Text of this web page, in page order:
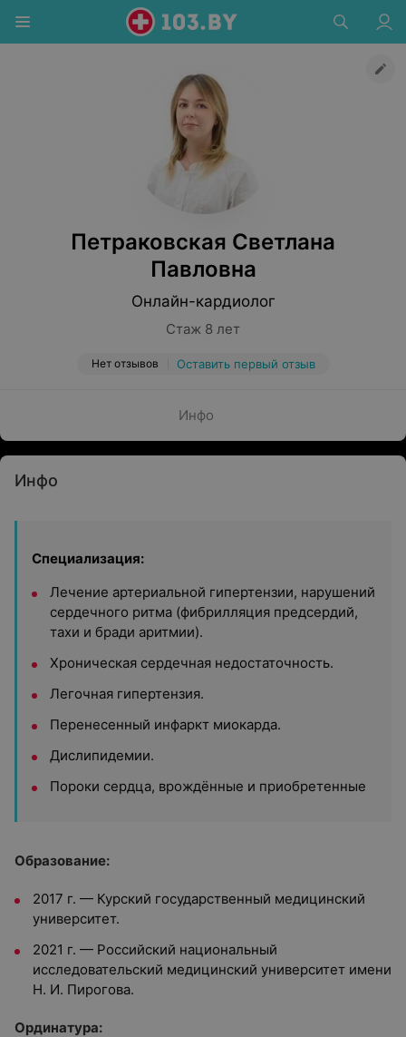
Петраковская Светлана
Павловна
Онлайн-кардиолог
Стаж 8 лет
Нет отзывов Оставить первый отзыв
Инфо
Инфо
Специализация:
Лечение артериальной гипертензии, нарушений
сердечного ритма (фибрилляция предсердий,
тахи и бради аритмии).
Хроническая сердечная недостаточность.
Легочная гипертензия.
Перенесенный инфаркт миокарда.
Дислипидемии.
Пороки сердца, врождённые и приобретенные
Образование:
2017 г. — Курский государственный медицинский
университет.
2021 г. — Российский национальный
исследовательский медицинский университет имени
Н. И. Пирогова.
Ординатура: